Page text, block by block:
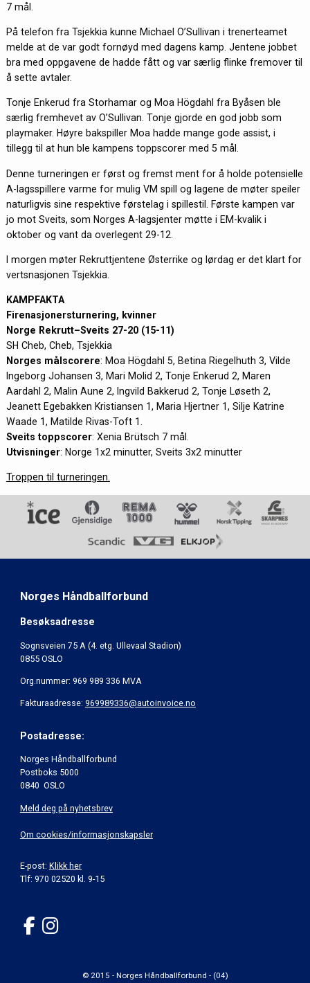
7 mål.
På telefon fra Tsjekkia kunne Michael O’Sullivan i trenerteamet
melde at de var godt fornøyd med dagens kamp. Jentene jobbet
bra med oppgavene de hadde fått og var særlig flinke fremover til
å sette avtaler.
Tonje Enkerud fra Storhamar og Moa Högdahl fra Byåsen ble
særlig fremhevet av O’Sullivan. Tonje gjorde en god jobb som
playmaker. Høyre bakspiller Moa hadde mange gode assist, i
tillegg til at hun ble kampens toppscorer med 5 mål.
Denne turneringen er først og fremst ment for å holde potensielle
A-lagsspillere varme for mulig VM spill og lagene de møter speiler
naturligvis sine respektive førstelag i spillestil. Første kampen var
jo mot Sveits, som Norges A-lagsjenter møtte i EM-kvalik i
oktober og vant da overlegent 29-12.
I morgen møter Rekruttjentene Østerrike og lørdag er det klart for
vertsnasjonen Tsjekkia.
KAMPFAKTA
Firenasjonersturnering, kvinner
Norge Rekrutt–Sveits 27-20 (15-11)
SH Cheb, Cheb, Tsjekkia
Norges målscorere: Moa Högdahl 5, Betina Riegelhuth 3, Vilde
Ingeborg Johansen 3, Mari Molid 2, Tonje Enkerud 2, Maren
Aardahl 2, Malin Aune 2, Ingvild Bakkerud 2, Tonje Løseth 2,
Jeanett Egebakken Kristiansen 1, Maria Hjertner 1, Silje Katrine
Waade 1, Matilde Rivas-Toft 1.
Sveits toppscorer: Xenia Brütsch 7 mål.
Utvisninger: Norge 1x2 minutter, Sveits 3x2 minutter
Troppen til turneringen.
Norges Håndballforbund
Besøksadresse
Sognsveien 75 A (4. etg. Ullevaal Stadion)
0855 OSLO
Org.nummer: 969 989 336 MVA
Fakturaadresse: 969989336@autoinvoice.no
Postadresse:
Norges Håndballforbund
Postboks 5000
0840 OSLO
Meld deg på nyhetsbrev
Om cookies/informasjonskapsler
E-post: Klikk her
Tlf: 970 02520 kl. 9-15
© 2015 - Norges Håndballforbund - (04)